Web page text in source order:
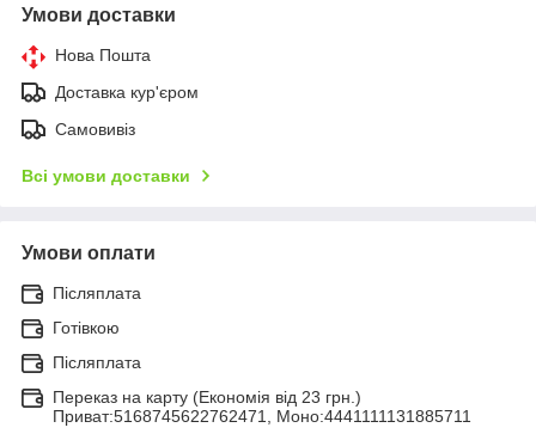
Умови доставки
Нова Пошта
Доставка кур'єром
Самовивіз
Всі умови доставки
Умови оплати
Післяплата
Готівкою
Післяплата
Переказ на карту (Економія від 23 грн.)
Приват:5168745622762471, Моно:4441111131885711